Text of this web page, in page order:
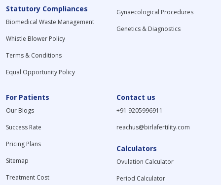
Statutory Compliances
Biomedical Waste Management
Whistle Blower Policy
Terms & Conditions
Equal Opportunity Policy
Gynaecological Procedures
Genetics & Diagnostics
For Patients
Our Blogs
Success Rate
Pricing Plans
Sitemap
Treatment Cost
Contact us
+91 9205996911
reachus@birlafertility.com
Calculators
Ovulation Calculator
Period Calculator